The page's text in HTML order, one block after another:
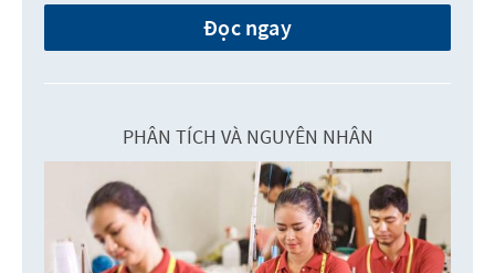
Đọc ngay
PHÂN TÍCH VÀ NGUYÊN NHÂN